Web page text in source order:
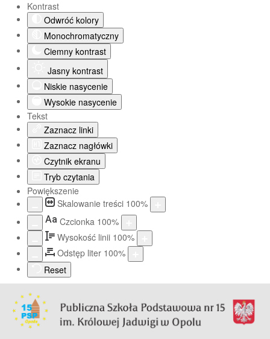
Kontrast
Odwróć kolory
Monochromatyczny
Ciemny kontrast
Jasny kontrast
Niskie nasycenie
Wysokie nasycenie
Tekst
Zaznacz linki
Zaznacz nagłówki
Czytnik ekranu
Tryb czytania
Powiększenie
Skalowanie treści 100%
Aa Czcionka 100%
Wysokość linii 100%
Odstęp liter 100%
Reset